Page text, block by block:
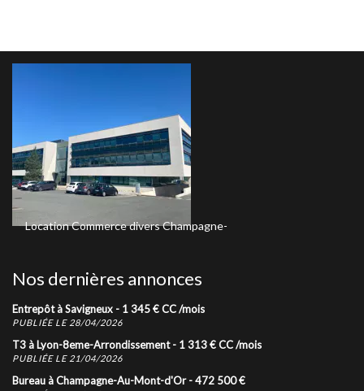
LocationCommerce diversChampagne-
Nos dernières annonces
Entrepôt à Savigneux - 1 345€CC/mois
PUBLIÉE LE 28/04/2026
T3 à Lyon-8eme-Arrondissement - 1 313€CC/mois
PUBLIÉE LE 21/04/2026
Bureau à Champagne-Au-Mont-d'Or -472 500€